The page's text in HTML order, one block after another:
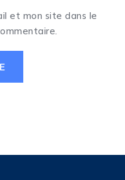
et mon site dans le